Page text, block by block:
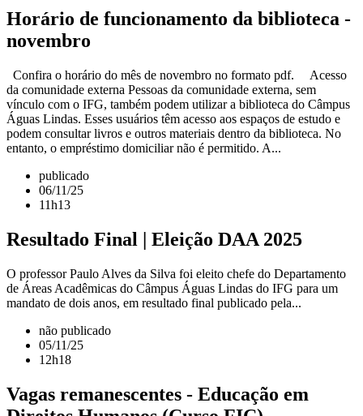
Horário de funcionamento da biblioteca -
novembro
Confira o horário do mês de novembro no formato pdf. Acesso
da comunidade externa Pessoas da comunidade externa, sem
vínculo com o IFG, também podem utilizar a biblioteca do Câmpus
Águas Lindas. Esses usuários têm acesso aos espaços de estudo e
podem consultar livros e outros materiais dentro da biblioteca. No
entanto, o empréstimo domiciliar não é permitido. A...
publicado
06/11/25
11h13
Resultado Final | Eleição DAA 2025
O professor Paulo Alves da Silva foi eleito chefe do Departamento
de Áreas Acadêmicas do Câmpus Águas Lindas do IFG para um
mandato de dois anos, em resultado final publicado pela...
não publicado
05/11/25
12h18
Vagas remanescentes - Educação em